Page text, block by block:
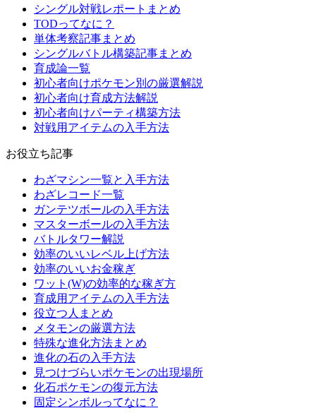
シングル対戦レポートまとめ
TODってなに？
単体考察記事まとめ
シングルバトル構築記事まとめ
育成論一覧
初心者向けポケモン別の厳選解説
初心者向け育成方法解説
初心者向けパーティ構築方法
対戦用アイテムの入手方法
お役立ち記事
わざマシン一覧と入手方法
わざレコード一覧
ガンテツボールの入手方法
マスターボールの入手方法
バトルタワー解説
効率のいいレベル上げ方法
効率のいいお金稼ぎ
ワット(W)の効率的な稼ぎ方
育成用アイテムの入手方法
役立つ人まとめ
メタモンの厳選方法
特殊な進化方法まとめ
進化の石の入手方法
見つけづらいポケモンの出現場所
化石ポケモンの復元方法
固定シンボルってなに？